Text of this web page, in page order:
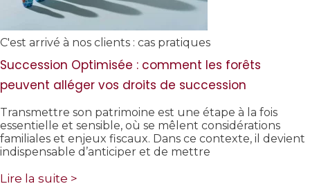
C'est arrivé à nos clients : cas pratiques
Succession Optimisée : comment les forêts
peuvent alléger vos droits de succession
Transmettre son patrimoine est une étape à la fois
essentielle et sensible, où se mêlent considérations
familiales et enjeux fiscaux. Dans ce contexte, il devient
indispensable d’anticiper et de mettre
Lire la suite >